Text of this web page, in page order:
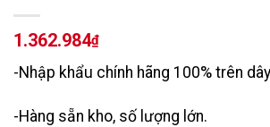
1.362.984₫
-Nhập khẩu chính hãng 100% trên
-Hàng sẵn kho, số lượng lớn.